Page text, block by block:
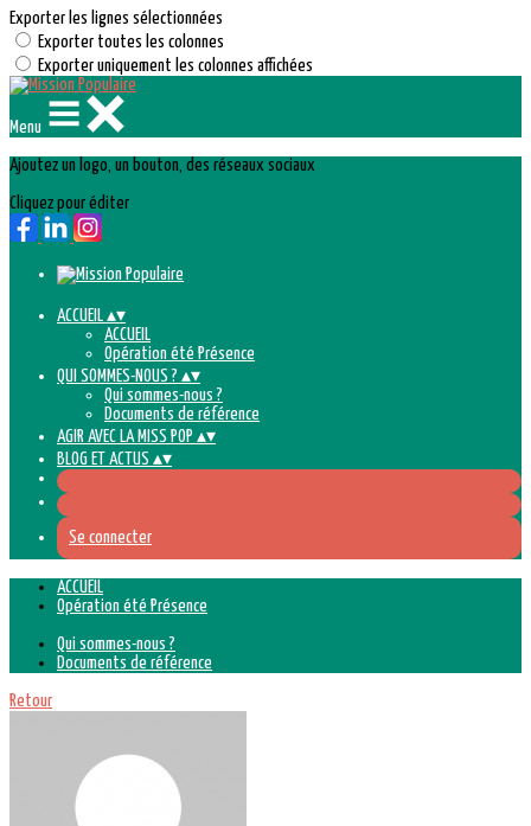
Exporter les lignes sélectionnées
Exporter toutes les colonnes
Exporter uniquement les colonnes affichées
Menu
Ajoutez un logo, un bouton, des réseaux sociaux
Cliquez pour éditer
ACCUEIL ▴▾
ACCUEIL
Opération été Présence
QUI SOMMES-NOUS ? ▴▾
Qui sommes-nous ?
Documents de référence
AGIR AVEC LA MISS POP ▴▾
BLOG ET ACTUS ▴▾
Se connecter
ACCUEIL
Opération été Présence
Qui sommes-nous ?
Documents de référence
Retour